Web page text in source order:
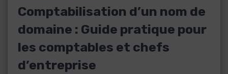
Comptabilisation d’un nom de
domaine : Guide pratique pour
les comptables et chefs
d’entreprise